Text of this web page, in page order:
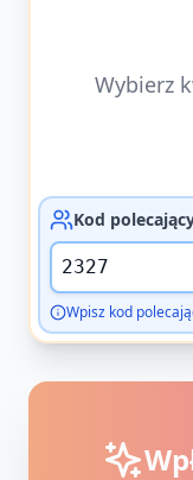
Wybierz
Kod
Wpisz kod